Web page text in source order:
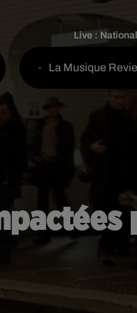
Live : National
- La Musique